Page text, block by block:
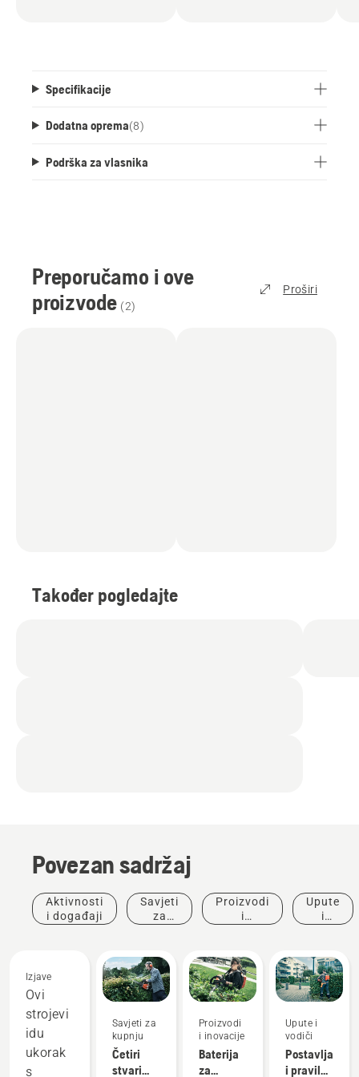
Specifikacije
Dodatna oprema(8)
Podrška za vlasnika
Preporučamo i ove
proizvode (2)
Proširi
Također pogledajte
Povezan sadržaj
Aktivnosti
i događaji
Savjeti
za
Proizvodi
i
Upute
i
Izjave
Ovi
strojevi
idu
ukorak
s
Savjeti za
kupnju
Četiri
stvari
Proizvodi
i inovacije
Baterija
za
Upute i
vodiči
Postavljanje
i pravilna